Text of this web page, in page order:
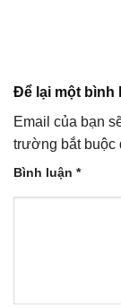
Để lại một bình
Email của bạn
trường bắt buộc
Bình luận *